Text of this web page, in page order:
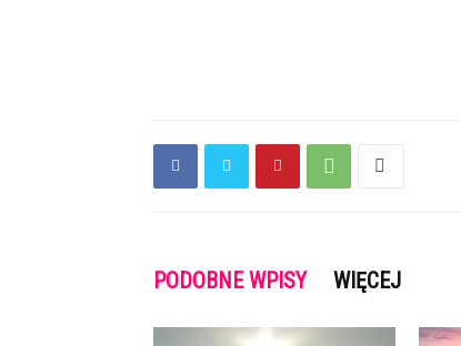
PODOBNE WPISY WIĘCEJ